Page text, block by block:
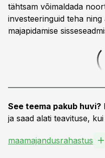
tähtsam võimaldada
investeeringuid teha
majapidamise
See teema pakub huvi?
ja saad alati teavituse,
maamajandusrahastus